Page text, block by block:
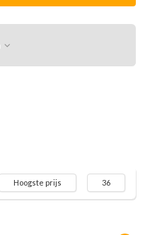
Hoogste prijs 36